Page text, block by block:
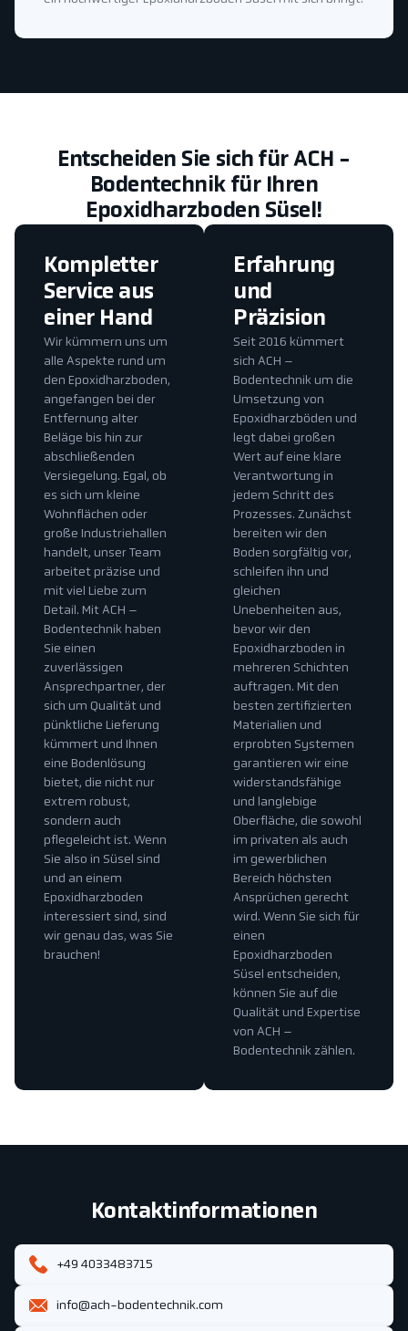
Entscheiden Sie sich für ACH -
Bodentechnik für Ihren
Epoxidharzboden Süsel!
Erfahrung
und
Präzision
Seit 2016 kümmert
sich ACH –
Bodentechnik um die
Umsetzung von
Epoxidharzböden und
legt dabei großen
Wert auf eine klare
Verantwortung in
jedem Schritt des
Prozesses. Zunächst
bereiten wir den
Boden sorgfältig vor,
schleifen ihn und
gleichen
Unebenheiten aus,
bevor wir den
Epoxidharzboden in
mehreren Schichten
auftragen. Mit den
besten zertifizierten
Materialien und
erprobten Systemen
garantieren wir eine
widerstandsfähige
und langlebige
Oberfläche, die sowohl
im privaten als auch
im gewerblichen
Bereich höchsten
Ansprüchen gerecht
wird. Wenn Sie sich für
einen
Epoxidharzboden
Süsel entscheiden,
können Sie auf die
Qualität und Expertise
von ACH –
Bodentechnik zählen.
Kompletter
Service aus
einer Hand
Wir kümmern uns um
alle Aspekte rund um
den Epoxidharzboden,
angefangen bei der
Entfernung alter
Beläge bis hin zur
abschließenden
Versiegelung. Egal, ob
es sich um kleine
Wohnflächen oder
große Industriehallen
handelt, unser Team
arbeitet präzise und
mit viel Liebe zum
Detail. Mit ACH –
Bodentechnik haben
Sie einen
zuverlässigen
Ansprechpartner, der
sich um Qualität und
pünktliche Lieferung
kümmert und Ihnen
eine Bodenlösung
bietet, die nicht nur
extrem robust,
sondern auch
pflegeleicht ist. Wenn
Sie also in Süsel sind
und an einem
Epoxidharzboden
interessiert sind, sind
wir genau das, was Sie
brauchen!
Kontaktinformationen
+49 4033483715
info@ach-bodentechnik.com